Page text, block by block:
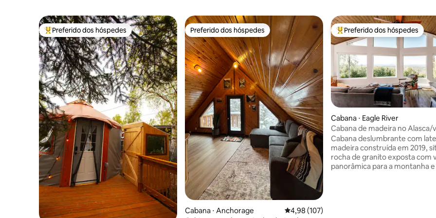
Entre os melhores preferidos dos hóspedes
Preferido dos hóspedes Preferido dos hóspedes
Preferido dos hóspedes
Cabana ⋅ Anchorage 4,98 de uma avaliação média de 5, 107
4,98 (107)
Entre os melhores preferidos
Preferido dos hóspedes
Cabana ⋅ Eagle River
Cabana de madeira no Alasca/
panorâmica para a água/
Cabana deslumbrante com
madeira construída em 2019,
rocha de granito exposta com
panorâmica para a montanha e